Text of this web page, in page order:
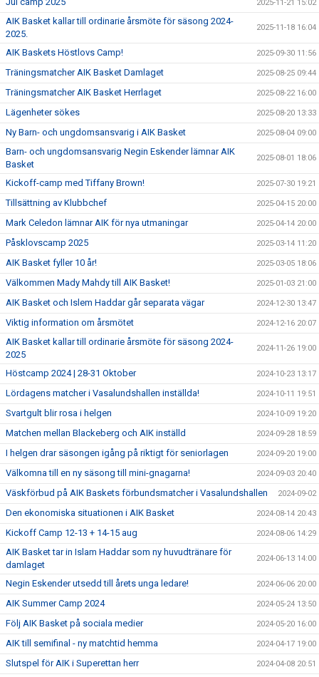
2025-11-21 15:02
AIK Basket kallar till ordinarie årsmöte för säsong 2024-
2025.
2025-11-18 16:04
AIK Baskets Höstlovs Camp! 2025-09-30 11:56
Träningsmatcher AIK Basket Damlaget 2025-08-25 09:44
Träningsmatcher AIK Basket Herrlaget 2025-08-22 16:00
Lägenheter sökes 2025-08-20 13:33
Ny Barn- och ungdomsansvarig i AIK Basket 2025-08-04 09:00
Barn- och ungdomsansvarig Negin Eskender lämnar AIK
Basket
2025-08-01 18:06
Kickoff-camp med Tiffany Brown! 2025-07-30 19:21
Tillsättning av Klubbchef 2025-04-15 20:00
Mark Celedon lämnar AIK för nya utmaningar 2025-04-14 20:00
Påsklovscamp 2025 2025-03-14 11:20
AIK Basket fyller 10 år! 2025-03-05 18:06
Välkommen Mady Mahdy till AIK Basket! 2025-01-03 21:00
AIK Basket och Islem Haddar går separata vägar 2024-12-30 13:47
Viktig information om årsmötet 2024-12-16 20:07
AIK Basket kallar till ordinarie årsmöte för säsong 2024-
2025
2024-11-26 19:00
Höstcamp 2024 | 28-31 Oktober 2024-10-23 13:17
Lördagens matcher i Vasalundshallen inställda! 2024-10-11 19:51
Svartgult blir rosa i helgen 2024-10-09 19:20
Matchen mellan Blackeberg och AIK inställd 2024-09-28 18:59
I helgen drar säsongen igång på riktigt för seniorlagen 2024-09-20 19:00
Välkomna till en ny säsong till mini-gnagarna! 2024-09-03 20:40
Väskförbud på AIK Baskets förbundsmatcher i Vasalundshallen 2024-09-02
Den ekonomiska situationen i AIK Basket 2024-08-14 20:43
Kickoff Camp 12-13 + 14-15 aug 2024-08-06 14:29
AIK Basket tar in Islam Haddar som ny huvudtränare för
damlaget
2024-06-13 14:00
Negin Eskender utsedd till årets unga ledare! 2024-06-06 20:00
AIK Summer Camp 2024 2024-05-24 13:50
Följ AIK Basket på sociala medier 2024-05-20 16:00
AIK till semifinal - ny matchtid hemma 2024-04-17 19:00
Slutspel för AIK i Superettan herr 2024-04-08 20:51